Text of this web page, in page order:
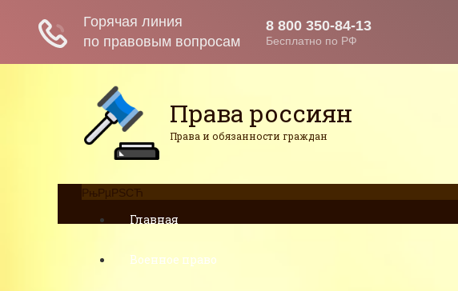
Права россиян
Права и обязанности граждан
РњРµРЅСЋ
Главная
Военное право